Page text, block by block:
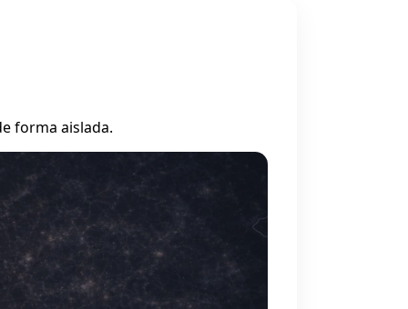
forma aislada.